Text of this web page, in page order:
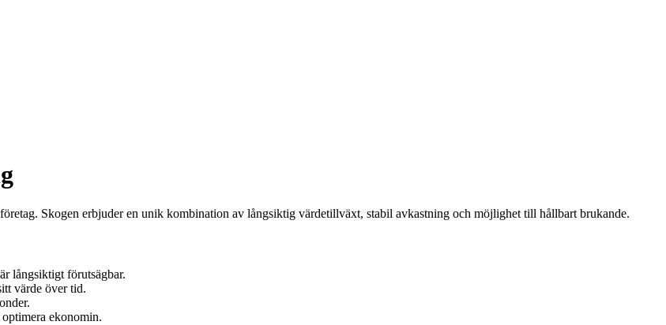
Skogen erbjuder en unik kombination av långsiktig värdetillväxt, stabil avkastning och möjlighet till hållbart brukande.
långsiktigt förutsägbar.
värde över tid.
ekonomin.